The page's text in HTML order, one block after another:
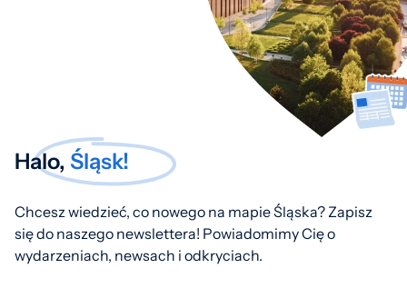
Halo, Śląsk!
Chcesz wiedzieć, co nowego na mapie Śląska? Zapisz
się do naszego newslettera! Powiadomimy Cię o
wydarzeniach, newsach i odkryciach.